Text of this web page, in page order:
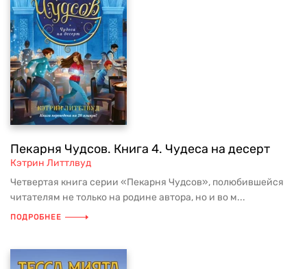
Пекарня Чудсов. Книга 4. Чудеса на десерт
Кэтрин Литтлвуд
Четвертая книга серии «Пекарня Чудсов», полюбившейся
читателям не только на родине автора, но и во м...
ПОДРОБНЕЕ